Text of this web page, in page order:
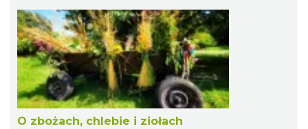
O zbożach, chlebie i ziołach